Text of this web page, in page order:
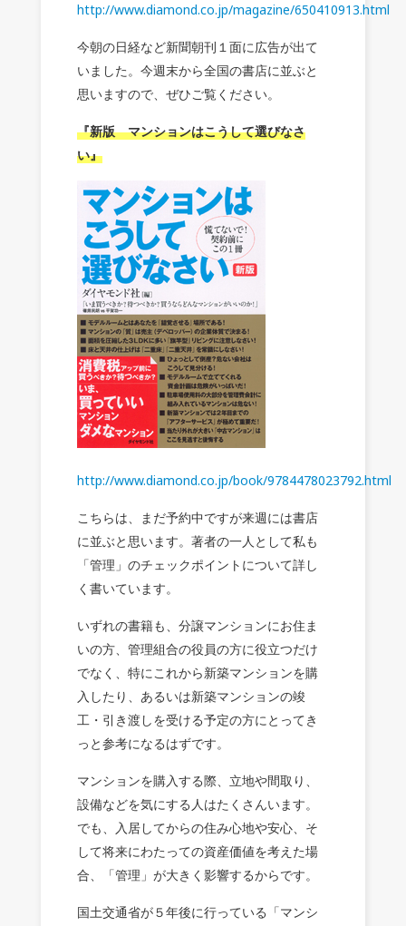
http://www.diamond.co.jp/magazine/650410913.html
今朝の日経など新聞朝刊１面に広告が出て
いました。今週末から全国の書店に並ぶと
思いますので、ぜひご覧ください。
『新版 マンションはこうして選びなさ
い』
http://www.diamond.co.jp/book/9784478023792.html
こちらは、まだ予約中ですが来週には書店
に並ぶと思います。著者の一人として私も
「管理」のチェックポイントについて詳し
く書いています。
いずれの書籍も、分譲マンションにお住ま
いの方、管理組合の役員の方に役立つだけ
でなく、特にこれから新築マンションを購
入したり、あるいは新築マンションの竣
工・引き渡しを受ける予定の方にとってき
っと参考になるはずです。
マンションを購入する際、立地や間取り、
設備などを気にする人はたくさんいます。
でも、入居してからの住み心地や安心、そ
して将来にわたっての資産価値を考えた場
合、「管理」が大きく影響するからです。
国土交通省が５年後に行っている「マンシ